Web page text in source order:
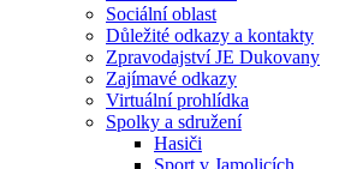
Sociální oblast
Důležité odkazy a kontakty
Zpravodajství JE Dukovany
Zajímavé odkazy
Virtuální prohlídka
Spolky a sdružení
Hasiči
Sport v Jamolicích